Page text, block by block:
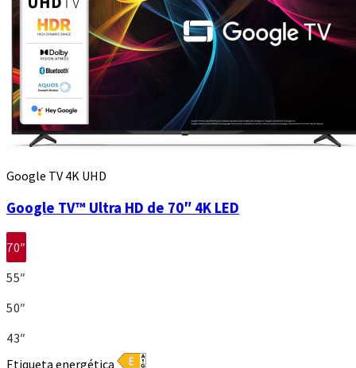
Google TV 4K UHD
Google TV™ Ultra HD de 70″ 4K LED
70″
55″
50″
43″
Etiqueta energética